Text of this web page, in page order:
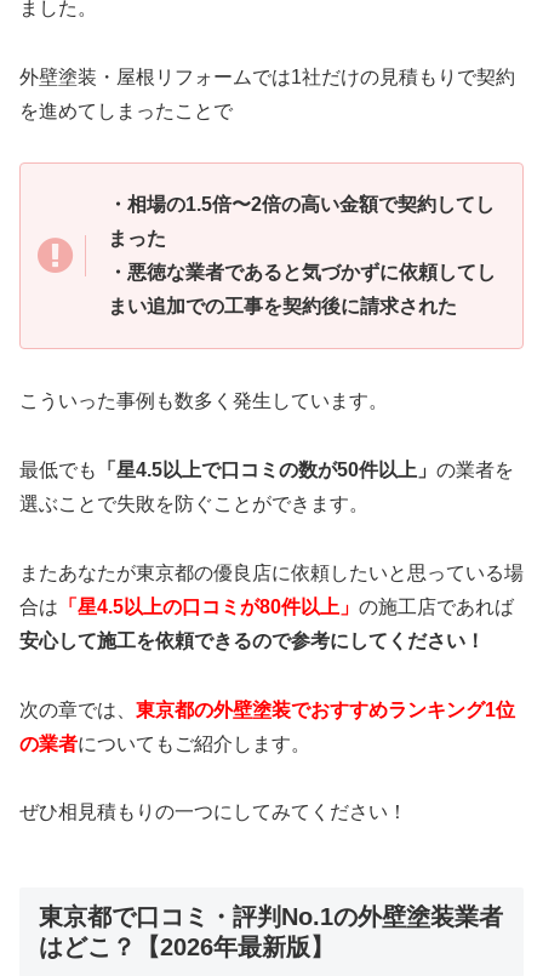
ました。
外壁塗装・屋根リフォームでは1社だけの見積もりで契約
を進めてしまったことで
・相場の1.5倍〜2倍の高い金額で契約してし
まった
・悪徳な業者であると気づかずに依頼してし
まい追加での工事を契約後に請求された
こういった事例も数多く発生しています。
最低でも 「星4.5以上で口コミの数が50件以上」 の業者を
選ぶことで失敗を防ぐことができます。
またあなたが東京都の優良店に依頼したいと思っている場
合は 「星4.5以上の口コミが80件以上」 の施工店であれば
安心して施工を依頼できるので参考にしてください！
次の章では、 東京都の外壁塗装でおすすめランキング1位
の業者についてもご紹介します。
ぜひ相見積もりの一つにしてみてください！
東京都で口コミ・評判No.1の外壁塗装業者
はどこ？【2026年最新版】